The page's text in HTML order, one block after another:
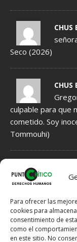
Para ofrecer las
cookies para
consentimiento de
como el
en este sitio. No
CHUS
Seco (2026)
CHUS
culpable para que
cometido. Soy
Tommouhi)
NORMAS DE
veraces,
2.- Se EXPRESAN
pero tampoco han
lo mismo en otros